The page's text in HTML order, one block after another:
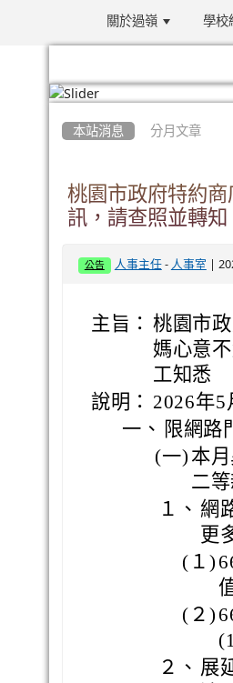
關於過嶺 學校
本站消息 分月文章
桃園市政府特約
訊，請查照並轉
公告 人事主任- 人事室 |
主旨： 桃園市
媽心意
工知悉
說明： 2026年5
一、 限網路
(一) 本
二等
１、 網
更
(１)
(２)
２、 展